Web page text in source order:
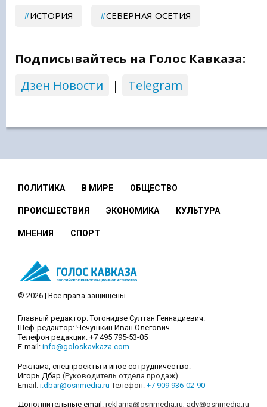
ИСТОРИЯ СЕВЕРНАЯ ОСЕТИЯ
Подписывайтесь на Голос Кавказа:
Дзен Новости
| Telegram
ПОЛИТИКА В МИРЕ ОБЩЕСТВО
ПРОИСШЕСТВИЯ ЭКОНОМИКА КУЛЬТУРА
МНЕНИЯ СПОРТ
© 2026 | Все права защищены
Главный редактор: Тогонидзе Султан Геннадиевич.
Шеф-редактор: Чечушкин Иван Олегович.
Телефон редакции: +7 495 795-53-05
E-mail: info@goloskavkaza.com
Реклама, спецпроекты и иное сотрудничество:
Игорь Дбар (Руководитель отдела продаж)
Email: i.dbar@osnmedia.ru Телефон: +7 909 936-02-90
Дополнительные email: reklama@osnmedia.ru, adv@osnmedia.ru